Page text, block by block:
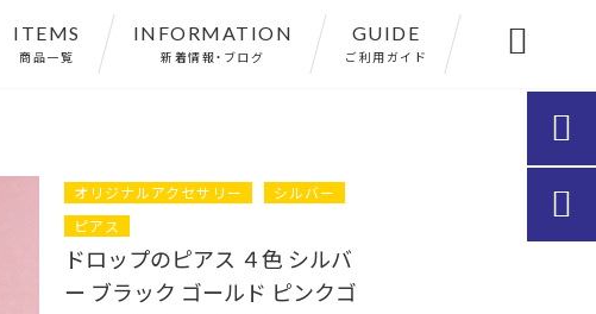
ITEMS
商品一覧
INFORMATION
新着情報・ブログ
GUIDE
ご利用ガイド 
オリジナルアクセサリー
シルバー
ピアス
ドロップのピアス ４色 シルバ
ー ブラック ゴールド ピンクゴ

